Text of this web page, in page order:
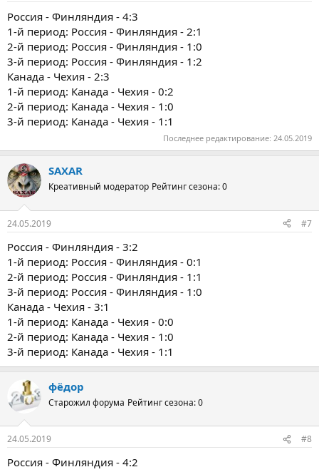
Россия - Финляндия - 4:3
1-й период: Россия - Финляндия - 2:1
2-й период: Россия - Финляндия - 1:0
3-й период: Россия - Финляндия - 1:2
Канада - Чехия - 2:3
1-й период: Канада - Чехия - 0:2
2-й период: Канада - Чехия - 1:0
3-й период: Канада - Чехия - 1:1
Последнее редактирование: 24.05.2019
SAXAR
Креативный модератор Рейтинг сезона: 0
24.05.2019 #7
Россия - Финляндия - 3:2
1-й период: Россия - Финляндия - 0:1
2-й период: Россия - Финляндия - 1:1
3-й период: Россия - Финляндия - 1:0
Канада - Чехия - 3:1
1-й период: Канада - Чехия - 0:0
2-й период: Канада - Чехия - 1:0
3-й период: Канада - Чехия - 1:1
фёдор
Старожил форума Рейтинг сезона: 0
24.05.2019 #8
Россия - Финляндия - 4:2